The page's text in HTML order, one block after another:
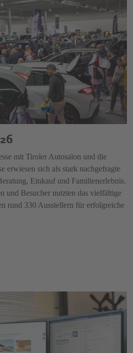
mit Tiroler Autosalon und die
erwiesen sich als stark nachgefragte
Einkauf und Familienerlebnis.
und Besucher nutzten das vielfältige
rund 330 Ausstellern für erfolgreiche